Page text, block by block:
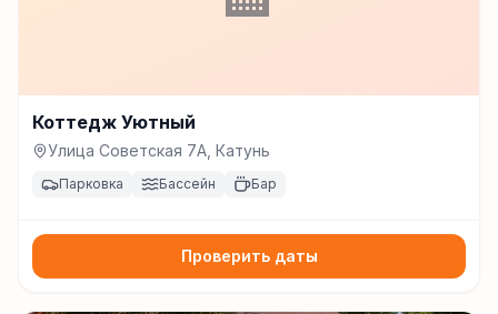
Коттедж Уютный
Улица Советская 7А, Катунь
Парковка Бассейн Бар
Проверить даты